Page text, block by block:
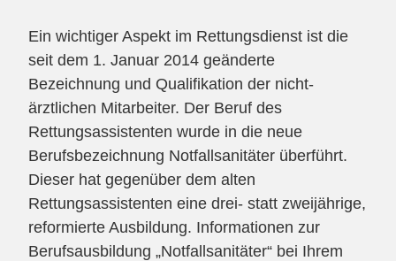
Ein wichtiger Aspekt im Rettungsdienst ist die
seit dem 1. Januar 2014 geänderte
Bezeichnung und Qualifikation der nicht-
ärztlichen Mitarbeiter. Der Beruf des
Rettungsassistenten wurde in die neue
Berufsbezeichnung Notfallsanitäter überführt.
Dieser hat gegenüber dem alten
Rettungsassistenten eine drei- statt zweijährige,
reformierte Ausbildung. Informationen zur
Berufsausbildung „Notfallsanitäter“ bei Ihrem